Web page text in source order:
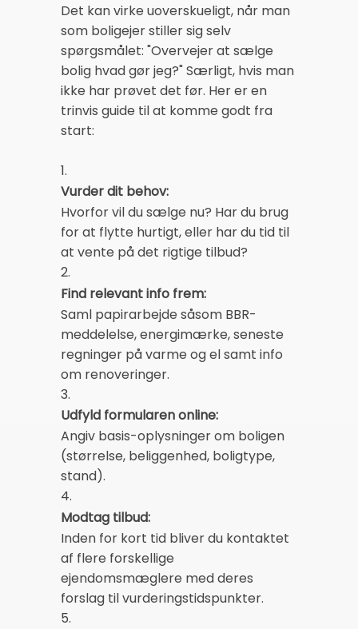
Det kan virke uoverskueligt, når man
som boligejer stiller sig selv
spørgsmålet: "Overvejer at sælge
bolig hvad gør jeg?" Særligt, hvis man
ikke har prøvet det før. Her er en
trinvis guide til at komme godt fra
start:
1.
Vurder dit behov:
Hvorfor vil du sælge nu? Har du brug
for at flytte hurtigt, eller har du tid til
at vente på det rigtige tilbud?
2.
Find relevant info frem:
Saml papirarbejde såsom BBR-
meddelelse, energimærke, seneste
regninger på varme og el samt info
om renoveringer.
3.
Udfyld formularen online:
Angiv basis-oplysninger om boligen
(størrelse, beliggenhed, boligtype,
stand).
4.
Modtag tilbud:
Inden for kort tid bliver du kontaktet
af flere forskellige
ejendomsmæglere med deres
forslag til vurderingstidspunkter.
5.